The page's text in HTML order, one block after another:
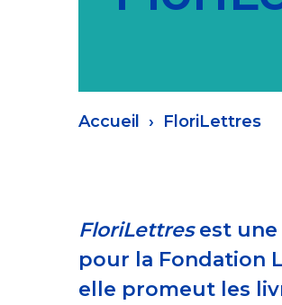
Fil
Accueil FloriLettres
FloriLettresest une
pour la Fondation
elle promeut les